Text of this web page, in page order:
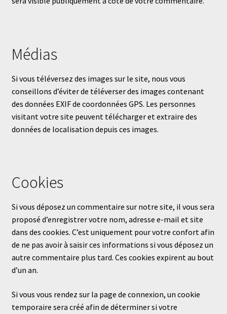
Médias
Si vous téléversez des images sur le site, nous vous
conseillons d’éviter de téléverser des images contenant
des données EXIF de coordonnées GPS. Les personnes
visitant votre site peuvent télécharger et extraire des
données de localisation depuis ces images.
Cookies
Si vous déposez un commentaire sur notre site, il vous sera
proposé d’enregistrer votre nom, adresse e-mail et site
dans des cookies. C’est uniquement pour votre confort afin
de ne pas avoir à saisir ces informations si vous déposez un
autre commentaire plus tard. Ces cookies expirent au bout
d’un an.
Si vous vous rendez sur la page de connexion, un cookie
temporaire sera créé afin de déterminer si votre